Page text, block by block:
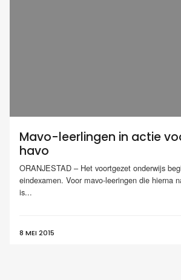
Mavo-leerlingen in actie
havo
ORANJESTAD – Het voortgezet onderwijs
eindexamen. Voor mavo-leeringen die hierna
is...
8 MEI 2015